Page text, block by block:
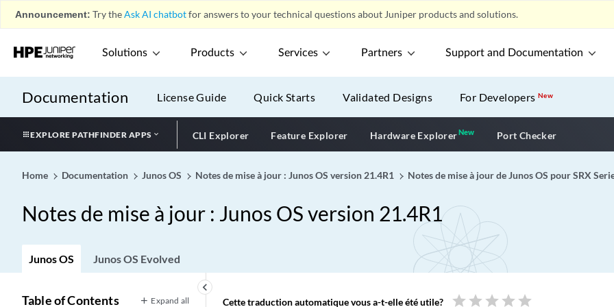
Announcement: Try theAsk AI chatbotfor answers to your technical questions about Juniper products and solutions.
Solutions Products Services Partners Support and Documentation
Documentation License Guide Quick Starts Validated Designs For DevelopersNew
EXPLORE PATHFINDER APPS CLI Explorer Feature Explorer Hardware ExplorerNewNew application
Port Checker
Home Documentation Junos OS Notes de mise à jour : Junos OS version 21.4R1 Notes de mise à jour de Junos OS pour SRX
Notes de mise à jour : Junos OS version 21.4R1
Junos OS Junos OS Evolved
keyboard_arrow_left
Table of Contents Expand all Cette traduction automatique vous a-t-elle été utile? star star star star star